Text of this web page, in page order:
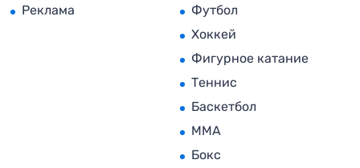
Реклама
Футбол
Хоккей
Фигурное катание
Теннис
Баскетбол
MMA
Бокс